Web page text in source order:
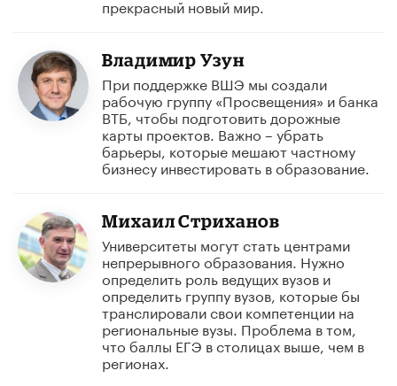
прекрасный новый мир.
Владимир Узун
При поддержке ВШЭ мы создали
рабочую группу «Просвещения» и банка
ВТБ, чтобы подготовить дорожные
карты проектов. Важно – убрать
барьеры, которые мешают частному
бизнесу инвестировать в образование.
Михаил Стриханов
Университеты могут стать центрами
непрерывного образования. Нужно
определить роль ведущих вузов и
определить группу вузов, которые бы
транслировали свои компетенции на
региональные вузы. Проблема в том,
что баллы ЕГЭ в столицах выше, чем в
регионах.